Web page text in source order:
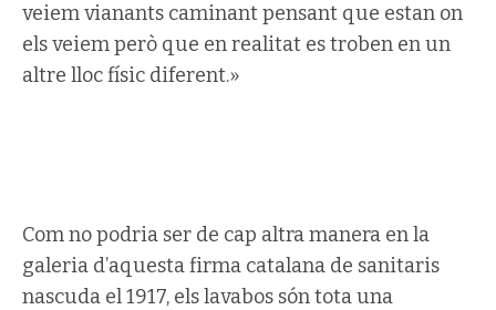
veiem vianants caminant pensant que estan on
els veiem però que en realitat es troben en un
altre lloc físic diferent.»
Com no podria ser de cap altra manera en la
galeria d’aquesta firma catalana de sanitaris
nascuda el 1917, els lavabos són tota una